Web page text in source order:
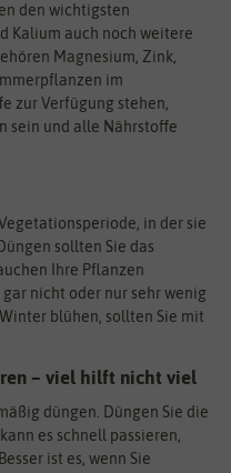
den wichtigsten
Kalium auch noch weitere
Magnesium, Zink,
im
zur Verfügung stehen,
sein und alle Nährstoffe
in der sie
sollten Sie das
Ihre Pflanzen
nicht oder nur sehr wenig
blühen, sollten Sie mit
– viel hilft nicht viel
düngen. Düngen Sie die
es schnell passieren,
ist es, wenn Sie